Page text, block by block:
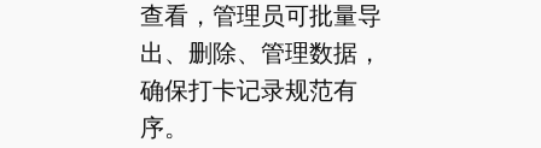
查看，管理员可批量导
出、删除、管理数据，
确保打卡记录规范有
序。